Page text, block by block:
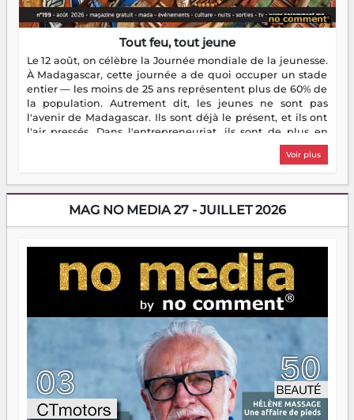
Tout feu, tout jeune
Le 12 août, on célèbre la Journée mondiale de la jeunesse.
À Madagascar, cette journée a de quoi occuper un stade
entier — les moins de 25 ans représentent plus de 60% de
la population. Autrement dit, les jeunes ne sont pas
l'avenir de Madagascar. Ils sont déjà le présent, et ils ont
l'air pressés. Dans l'entrepreneuriat, ils sont de plus en
plus nombreux à se lancer, à créer, à risquer — souvent
sans filet, souvent sans aide, mais toujours avec cette
dorment vraiment la nuit. En culture, les nouvelles sont
encore meilleures. Aina Rasamoelina vient de décrocher le
Prix RFI Instrumental Afrique. Miangaly Elia rafle le Prix
jeunes qui tiennent la torche. Alors oui, on pourrait
s'arrêter là, applaudir et rentrer chez soi satisfait. Mais ce
serait passer à côté d'une chose essentielle. La fougue, ça
brûle fort — et parfois, ça brûle vite. Une flamme sans
direction peut éclairer autant qu'elle peut consumer. C'est
là que les aînés entrent en scène — pas pour reprendre le
gouvernail, mais pour montrer où sont les récifs. Les jeunes
ont la force, les vieux ont l'expérience, comme on dit. Ce
n'est pas un combat de générations — c'est une question
d'équipage. Partagez vos réussites, mais aussi vos échecs.
Surtout vos échecs, d'ailleurs — ils enseignent mieux que
n'importe quel manuel. À Madagascar, la barque avance.
Il faut juste s'assurer que tout le monde rame dans le
Voir plus
MAG NO MEDIA 27 - JUILLET 2026